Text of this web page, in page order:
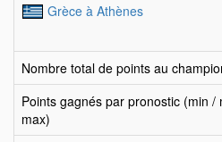
Grèce à Athènes
Nombre total de points au
Points gagnés par pronostic (min /
max)